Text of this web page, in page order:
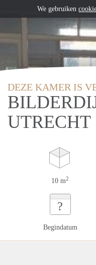
DEZE KAMER IS
UTRECHT
10 m2
?
Begindatum
We gebruiken